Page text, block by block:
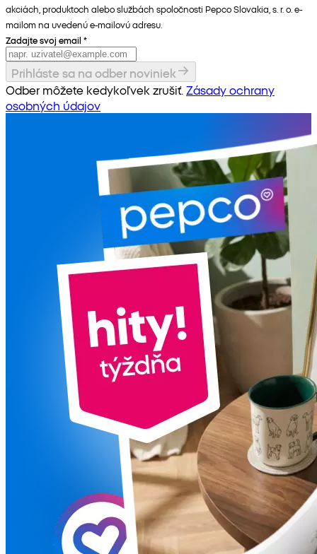
akciách, produktoch alebo službách spoločnosti Pepco Slovakia, s. r. o. e-
mailom na uvedenú e-mailovú adresu.
Zadajte svoj email *
Prihláste sa na odber noviniek
Odber môžete kedykoľvek zrušiť. Zásady ochrany
osobných údajov